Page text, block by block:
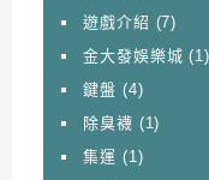
遊戲介紹 (7)
金大發娛樂城 (1)
鍵盤 (4)
除臭襪 (1)
集運 (1)